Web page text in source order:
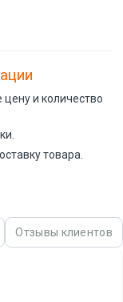
и количество
товара.
Отзывы клиентов